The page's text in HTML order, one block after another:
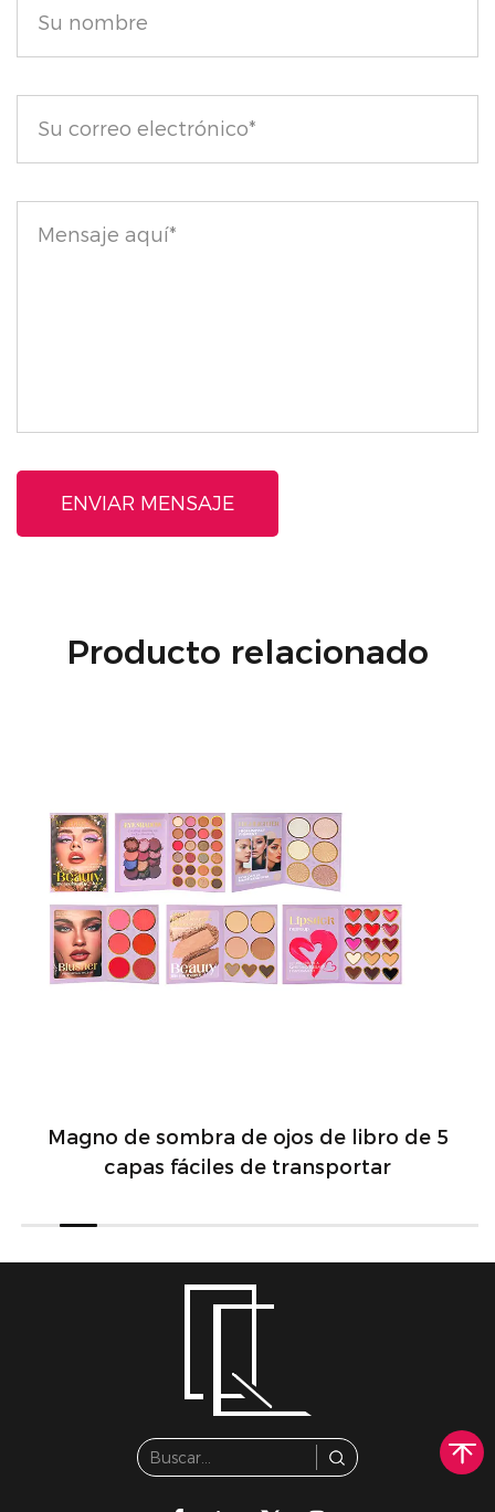
puedan disfrutar de un efecto esculpido de
apariencia natural.
¡Mejore su juego de maquillaje con la barra de
contorno de doble extremo Medium/Tan Cruelty-
Free y disfruta de la simplicidad de lograr hermosos
contornos con un solo producto!
Producto relacionado
Magno de sombra de ojos de libro de 5
capas fáciles de transportar